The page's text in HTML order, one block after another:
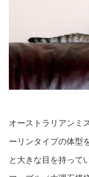
オーストラリアンミ
ーリンタイプの体型
と大きな目を持って